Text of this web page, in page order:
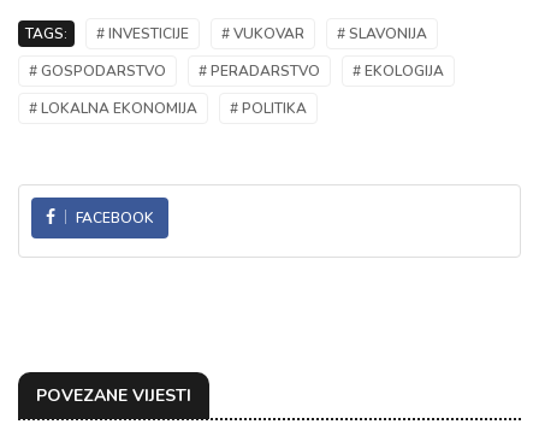
TAGS: # INVESTICIJE # VUKOVAR
# SLAVONIJA
# GOSPODARSTVO
# PERADARSTVO
# EKOLOGIJA
# LOKALNA EKONOMIJA
# POLITIKA
FACEBOOK
POVEZANE VIJESTI